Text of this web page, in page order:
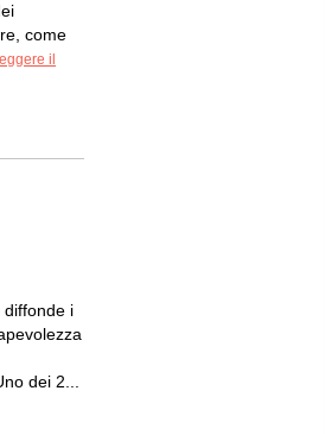
come
il
diffonde i
dei 2...